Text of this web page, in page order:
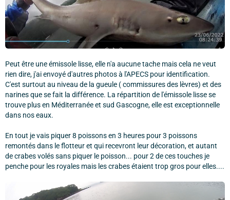
Peut être une émissole lisse, elle n'a aucune tache mais cela ne veut
rien dire, j'ai envoyé d'autres photos à l'APECS pour identification.
C'est surtout au niveau de la gueule ( commissures des lèvres) et des
narines que se fait la différence. La répartition de l'émissole lisse se
trouve plus en Méditerranée et sud Gascogne, elle est exceptionnelle
dans nos eaux.
En tout je vais piquer 8 poissons en 3 heures pour 3 poissons
remontés dans le flotteur et qui recevront leur décoration, et autant
de crabes volés sans piquer le poisson... pour 2 de ces touches je
penche pour les royales mais les crabes étaient trop gros pour elles....